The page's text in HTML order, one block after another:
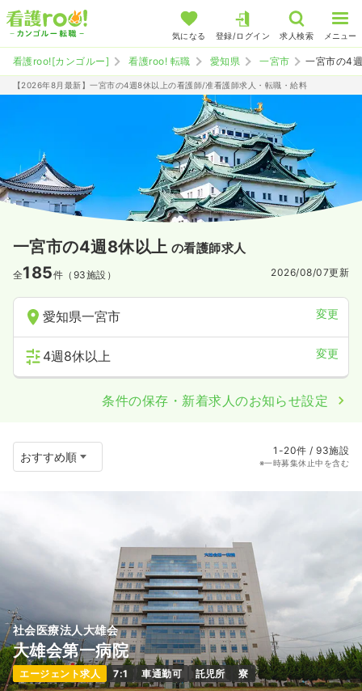
気になる 登録/ログイン 求人検索 メニュー
看護roo![カンゴルー] 看護roo! 転職 愛知県 一宮市 一宮市の4
【2026年8月最新】一宮市の4週8休以上の看護師/准看護師求人・転職・給料
一宮市の4週8休以上 の看護師求人
全185件（93施設） 2026/08/07更新
愛知県一宮市 変更
4週8休以上 変更
条件の保存・新着求人のお知らせ設定
1-20件 / 93施設
※一時募集休止中を含む
社会医療法人大雄会
大雄会第一病院
エージェント求人 7:1 車通勤可 託児所 寮